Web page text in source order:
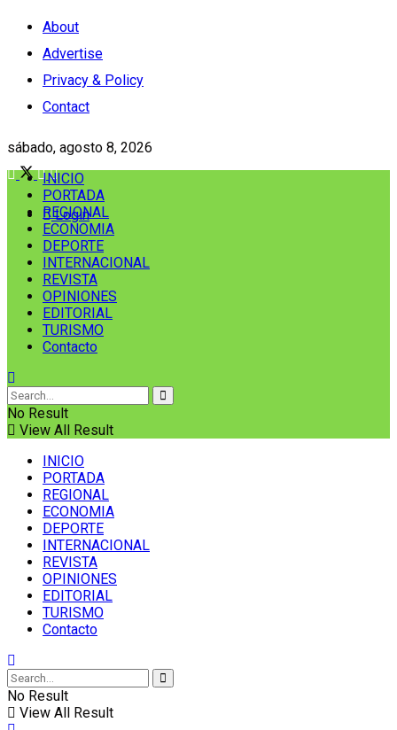
About
Advertise
Privacy & Policy
Contact
sábado, agosto 8, 2026
Login
INICIO
PORTADA
REGIONAL
ECONOMIA
DEPORTE
INTERNACIONAL
REVISTA
OPINIONES
EDITORIAL
TURISMO
Contacto
No Result
View All Result
INICIO
PORTADA
REGIONAL
ECONOMIA
DEPORTE
INTERNACIONAL
REVISTA
OPINIONES
EDITORIAL
TURISMO
Contacto
No Result
View All Result